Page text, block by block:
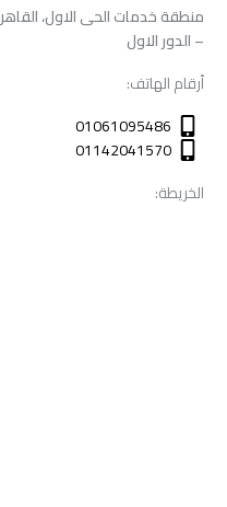
منطقة خدمات الحى الاول،
– الدور الاول
أرقام الهاتف:
01061095486
01142041570
الخريطة: